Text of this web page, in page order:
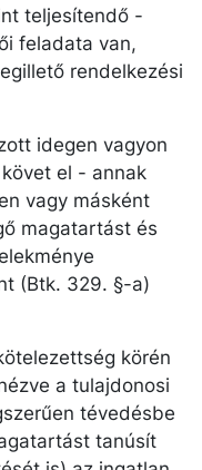
teljesítendő -
feladata van,
rendelkezési
idegen vagyon
el - annak
vagy másként
magatartást és
(Btk. 329. §-a)
körén
a tulajdonosi
tévedésbe
tanúsít